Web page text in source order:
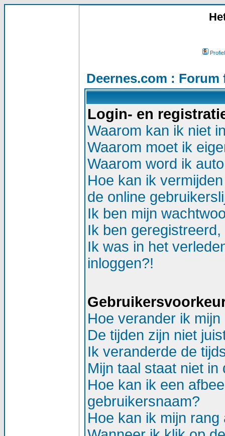
Profiel
Deernes.com :
Login- en
Waarom kan ik niet
Waarom moet ik
Waarom word ik
Hoe kan ik
de online
Ik ben mijn
Ik ben
Ik was in het
inloggen?!
Hoe verander ik
De tijden zijn niet
Ik veranderde de
Mijn taal staat niet in
Hoe kan ik een
gebruikersnaam?
Hoe kan ik mijn rang